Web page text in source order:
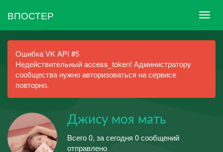
ВПОСТЕР
Ошибка VK API #5
Недействительный access_token! Администратору
сообщества нужно авторизоваться на сервисе
повторно.
Джису моя мать
Всего 0, за сегодня 0 сообщений
отправлено